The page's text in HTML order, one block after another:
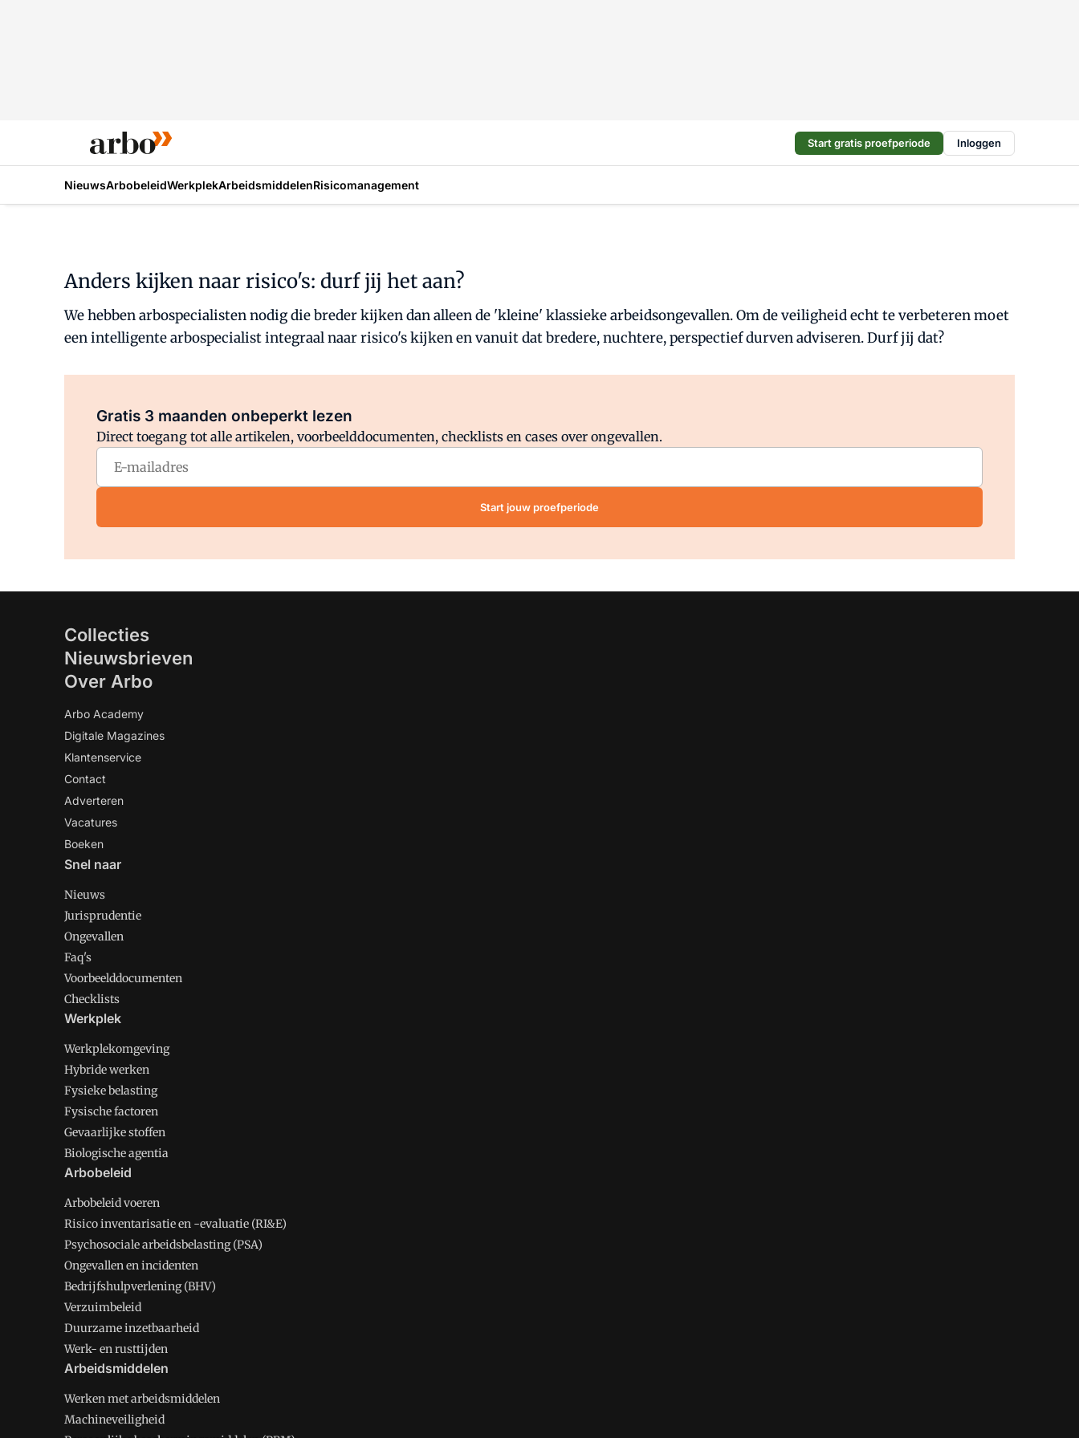
Start gratis proefperiode Inloggen
NieuwsArbobeleidWerkplekArbeidsmiddelenRisicomanagement
Anders kijken naar risico's: durf jij het aan?
We hebben arbospecialisten nodig die breder kijken dan alleen de 'kleine' klassieke arbeidsongevallen. Om de veiligheid echt te verbeteren moet
een intelligente arbospecialist integraal naar risico's kijken en vanuit dat bredere, nuchtere, perspectief durven adviseren. Durf jij dat?
Gratis 3 maanden onbeperkt lezen
Direct toegang tot alle artikelen, voorbeelddocumenten, checklists en cases over ongevallen.
Start jouw proefperiode
Collecties
Nieuwsbrieven
Over Arbo
Arbo Academy
Digitale Magazines
Klantenservice
Contact
Adverteren
Vacatures
Boeken
Snel naar
Nieuws
Jurisprudentie
Ongevallen
Faq's
Voorbeelddocumenten
Checklists
Werkplek
Werkplekomgeving
Hybride werken
Fysieke belasting
Fysische factoren
Gevaarlijke stoffen
Biologische agentia
Arbobeleid
Arbobeleid voeren
Risico inventarisatie en -evaluatie (RI&E)
Psychosociale arbeidsbelasting (PSA)
Ongevallen en incidenten
Bedrijfshulpverlening (BHV)
Verzuimbeleid
Duurzame inzetbaarheid
Werk- en rusttijden
Arbeidsmiddelen
Werken met arbeidsmiddelen
Machineveiligheid